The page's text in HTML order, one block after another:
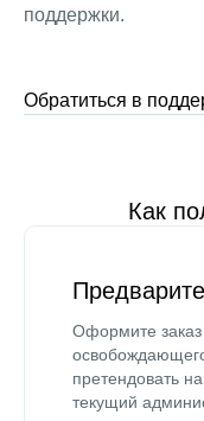
поддержки.
Обратиться в
Как
Оформите
претендовать
текущий